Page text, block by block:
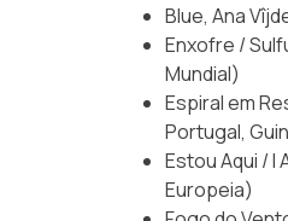
Blue, Ana
Enxofre /
Mundial)
Espiral em
Portugal,
Estou Aqui / I
Europeia)